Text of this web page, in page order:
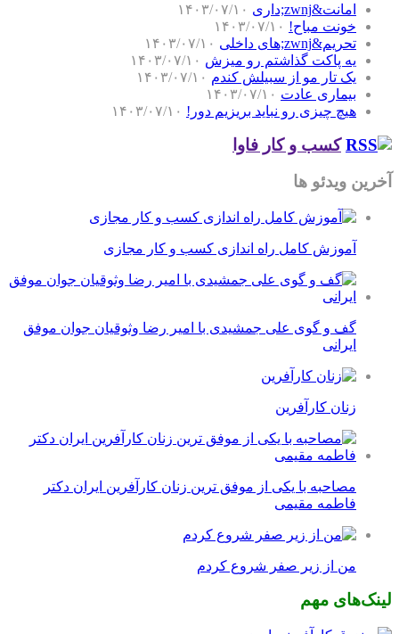
امانت&zwnj;داری
۱۴۰۳/۰۷/۱۰
خونت مباح! ۱۴۰۳/۰۷/۱۰
تحریم&zwnj;های داخلی
۱۴۰۳/۰۷/۱۰
یه پاکت گذاشتم رو میزش ۱۴۰۳/۰۷/۱۰
یک تار مو از سبیلش کندم ۱۴۰۳/۰۷/۱۰
بیماری عادت ۱۴۰۳/۰۷/۱۰
هیچ چیزی رو نباید بریزیم دور! ۱۴۰۳/۰۷/۱۰
کسب و کار فاوا
آخرین ویدئو ها
آموزش کامل راه اندازی کسب و کار مجازی
گف و گوی علی جمشیدی با امیر رضا وثوقیان جوان موفق
ایرانی
زنان کارآفرین
مصاحبه با یکی از موفق ترین زنان کارآفرین ایران دکتر
فاطمه مقیمی
من از زیر صفر شروع کردم
لینک‌های مهم